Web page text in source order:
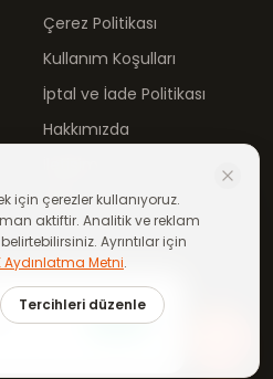
Çerez Politikası
Kullanım Koşulları
İptal ve İade Politikası
Hakkımızda
Blog
· Türkiye'de ile yapıldı
aktif
için çerezler kullanıyoruz.
aktiftir. Analitik ve reklam
Ayrıntılar için
Aydınlatma Metni.
Tercihleri düzenle
ücretsiz
Katıl